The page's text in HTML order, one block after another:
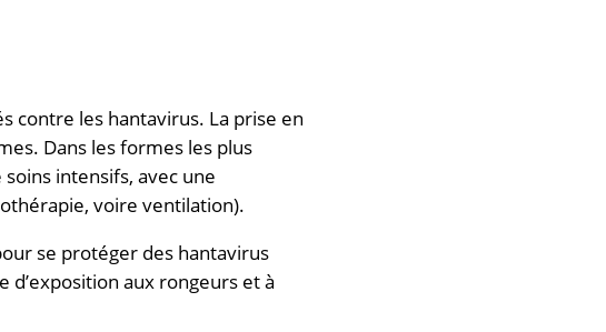
contre les hantavirus. La prise en
Dans les formes les plus
intensifs, avec une
voire ventilation).
se protéger des hantavirus
aux rongeurs et à